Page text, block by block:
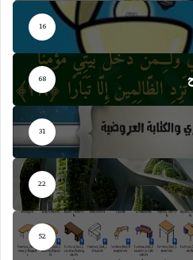
16
68
31
22
52